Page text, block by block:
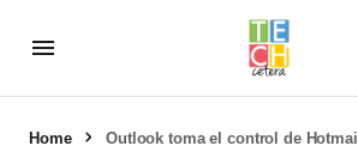
Home Outlook toma el control de Hotmail